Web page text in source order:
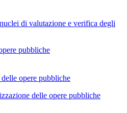
di valutazione e verifica degli
pubbliche
opere pubbliche
delle opere pubbliche